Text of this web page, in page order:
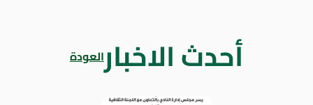
أحدث الاخبارالعودة